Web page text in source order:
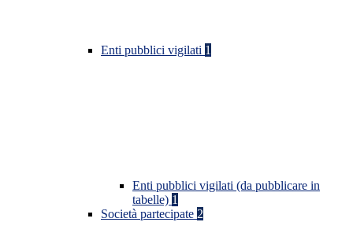
Enti pubblici vigilati 1
Enti pubblici vigilati (da pubblicare in
tabelle) 1
Società partecipate 2